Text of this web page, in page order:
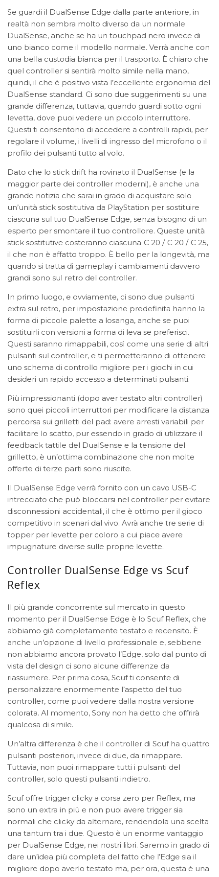
Se guardi il DualSense Edge dalla parte anteriore, in
realtà non sembra molto diverso da un normale
DualSense, anche se ha un touchpad nero invece di
uno bianco come il modello normale. Verrà anche con
una bella custodia bianca per il trasporto. È chiaro che
quel controller si sentirà molto simile nella mano,
quindi, il che è positivo vista l’eccellente ergonomia del
DualSense standard. Ci sono due suggerimenti su una
grande differenza, tuttavia, quando guardi sotto ogni
levetta, dove puoi vedere un piccolo interruttore.
Questi ti consentono di accedere a controlli rapidi, per
regolare il volume, i livelli di ingresso del microfono o il
profilo dei pulsanti tutto al volo.
Dato che lo stick drift ha rovinato il DualSense (e la
maggior parte dei controller moderni), è anche una
grande notizia che sarai in grado di acquistare solo
un’unità stick sostitutiva da PlayStation per sostituire
ciascuna sul tuo DualSense Edge, senza bisogno di un
esperto per smontare il tuo controllore. Queste unità
stick sostitutive costeranno ciascuna € 20 / € 20 / € 25,
il che non è affatto troppo. È bello per la longevità, ma
quando si tratta di gameplay i cambiamenti davvero
grandi sono sul retro del controller.
In primo luogo, e ovviamente, ci sono due pulsanti
extra sul retro, per impostazione predefinita hanno la
forma di piccole palette a losanga, anche se puoi
sostituirli con versioni a forma di leva se preferisci.
Questi saranno rimappabili, così come una serie di altri
pulsanti sul controller, e ti permetteranno di ottenere
uno schema di controllo migliore per i giochi in cui
desideri un rapido accesso a determinati pulsanti.
Più impressionanti (dopo aver testato altri controller)
sono quei piccoli interruttori per modificare la distanza
percorsa sui grilletti del pad: avere arresti variabili per
facilitare lo scatto, pur essendo in grado di utilizzare il
feedback tattile del DualSense e la tensione del
grilletto, è un’ottima combinazione che non molte
offerte di terze parti sono riuscite.
Il DualSense Edge verrà fornito con un cavo USB-C
intrecciato che può bloccarsi nel controller per evitare
disconnessioni accidentali, il che è ottimo per il gioco
competitivo in scenari dal vivo. Avrà anche tre serie di
topper per levette per coloro a cui piace avere
impugnature diverse sulle proprie levette.
Controller DualSense Edge vs Scuf
Reflex
Il più grande concorrente sul mercato in questo
momento per il DualSense Edge è lo Scuf Reflex, che
abbiamo già completamente testato e recensito. È
anche un’opzione di livello professionale e, sebbene
non abbiamo ancora provato l’Edge, solo dal punto di
vista del design ci sono alcune differenze da
riassumere. Per prima cosa, Scuf ti consente di
personalizzare enormemente l’aspetto del tuo
controller, come puoi vedere dalla nostra versione
colorata. Al momento, Sony non ha detto che offrirà
qualcosa di simile.
Un’altra differenza è che il controller di Scuf ha quattro
pulsanti posteriori, invece di due, da rimappare.
Tuttavia, non puoi rimappare tutti i pulsanti del
controller, solo questi pulsanti indietro.
Scuf offre trigger clicky a corsa zero per Reflex, ma
sono un extra in più e non puoi avere trigger sia
normali che clicky da alternare, rendendola una scelta
una tantum tra i due. Questo è un enorme vantaggio
per DualSense Edge, nei nostri libri. Saremo in grado di
dare un’idea più completa del fatto che l’Edge sia il
migliore dopo averlo testato ma, per ora, questa è una